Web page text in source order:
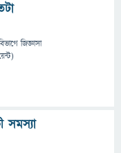
জিজ্ঞাসা
সমস্যা